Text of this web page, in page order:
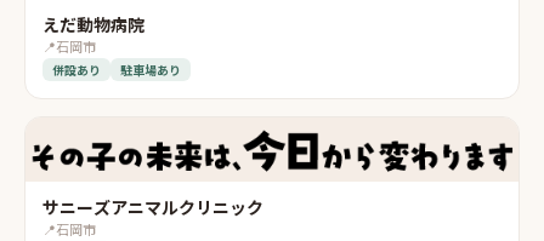
えだ動物病院
📍石岡市
併設あり 駐車場あり
サニーズアニマルクリニック
📍石岡市